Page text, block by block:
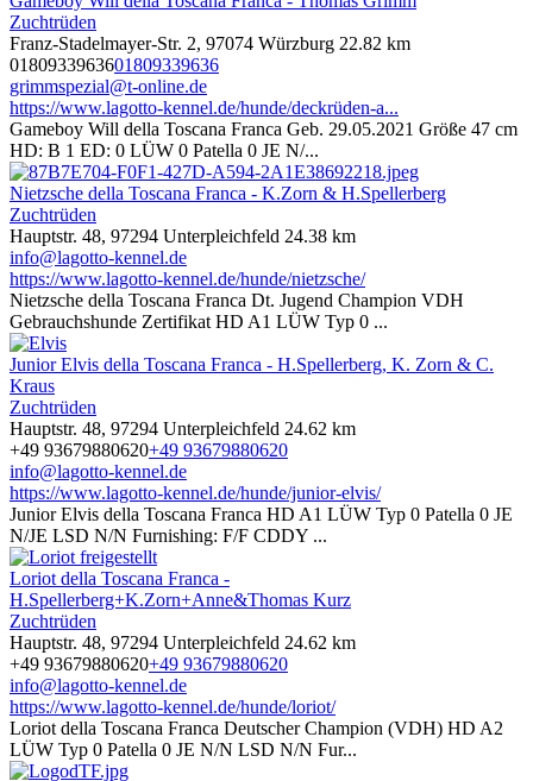
Zuchtrüden
Franz-Stadelmayer-Str. 2, 97074 Würzburg 22.82 km
0180933963601809339636
grimmspezial@t-online.de
https://www.lagotto-kennel.de/hunde/deckrüden-a...
Gameboy Will della Toscana Franca Geb. 29.05.2021 Größe 47 cm
HD: B 1 ED: 0 LÜW 0 Patella 0 JE N/...
Nietzsche della Toscana Franca - K.Zorn & H.Spellerberg
Zuchtrüden
Hauptstr. 48, 97294 Unterpleichfeld 24.38 km
info@lagotto-kennel.de
https://www.lagotto-kennel.de/hunde/nietzsche/
Nietzsche della Toscana Franca Dt. Jugend Champion VDH
Gebrauchshunde Zertifikat HD A1 LÜW Typ 0 ...
Junior Elvis della Toscana Franca - H.Spellerberg, K. Zorn & C.
Kraus
Zuchtrüden
Hauptstr. 48, 97294 Unterpleichfeld 24.62 km
+49 93679880620+49 93679880620
info@lagotto-kennel.de
https://www.lagotto-kennel.de/hunde/junior-elvis/
Junior Elvis della Toscana Franca HD A1 LÜW Typ 0 Patella 0 JE
N/JE LSD N/N Furnishing: F/F CDDY ...
Loriot della Toscana Franca -
H.Spellerberg+K.Zorn+Anne&Thomas Kurz
Zuchtrüden
Hauptstr. 48, 97294 Unterpleichfeld 24.62 km
+49 93679880620+49 93679880620
info@lagotto-kennel.de
https://www.lagotto-kennel.de/hunde/loriot/
Loriot della Toscana Franca Deutscher Champion (VDH) HD A2
LÜW Typ 0 Patella 0 JE N/N LSD N/N Fur...